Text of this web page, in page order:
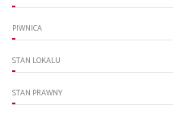
PIWNICA
STAN LOKALU
STAN PRAWNY